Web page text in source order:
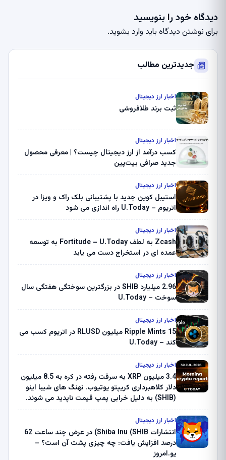
دیدگاه خود را بنویسید
برای نوشتن دیدگاه باید وارد بشوید.
جدیدترین مطالب
اخبار ارز دیجیتال
ثبت برند طلافروشی
اخبار ارز دیجیتال
کسب درآمد از ارز دیجیتال چیست؟ | معرفی محصول
جدید صرافی بیت‌پین
اخبار ارز دیجیتال
استیبل کوین جدید با پشتیبانی بلک راک و ویزا در
اتریوم – U.Today راه اندازی می شود
اخبار ارز دیجیتال
Zcash به لطف Fortitude – U.Today به توسعه
عمده ای در استخراج دست می یابد
اخبار ارز دیجیتال
2.96 میلیارد SHIB در بزرگترین سوختگی هفتگی سال
سوخت – U.Today
اخبار ارز دیجیتال
Ripple Mints 15 میلیون RLUSD در اتریوم کسب می
کند – U.Today
اخبار ارز دیجیتال
3.4 میلیون XRP به سرقت رفته در کره به 8.5 میلیون
دلار کلاهبرداری کریپتو یوتیوب. نهنگ های شیبا اینو
(SHIB) به دلیل خرابی پمپ قیمت ناپدید می شوند.
ثبت کرد – گزارش کریپتو صبح – U.Today
اخبار ارز دیجیتال
انتشارات Shiba Inu (SHIB) در عرض چند ساعت 62
درصد افزایش یافت: چه چیزی پشت آن است؟ –
یو.امروز